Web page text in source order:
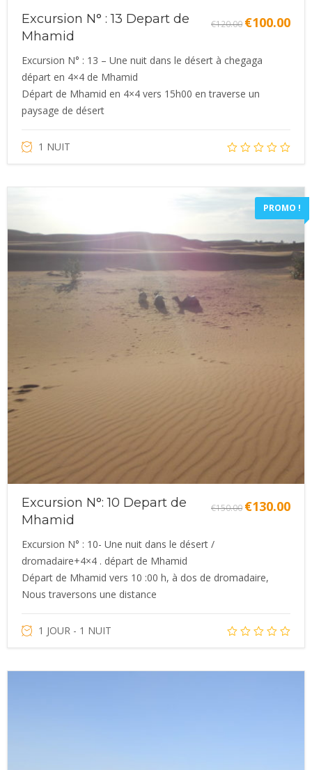
Excursion N° : 13 Depart de
Mhamid
€120.00 Le
€100.00Le
Excursion N° : 13 – Une nuit dans le désert à chegaga
départ en 4×4 de Mhamid
Départ de Mhamid en 4×4 vers 15h00 en traverse un
paysage de désert
1 NUIT
PROMO !
Excursion N°: 10 Depart de
Mhamid
€150.00 Le
€150.00.
€130.00Le
Excursion N° : 10- Une nuit dans le désert /
dromadaire+4×4 . départ de Mhamid
Départ de Mhamid vers 10 :00 h, à dos de dromadaire,
Nous traversons une distance
1 JOUR - 1 NUIT